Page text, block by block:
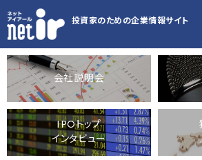
投資家のための企業情報サイト
会社説明会
IPOトップ
インタビュー